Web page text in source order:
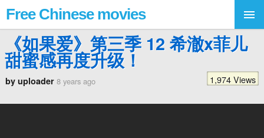
Free Chinese movies
《如果爱》第三季 12 希澈x菲儿
甜蜜感再度升级！
by uploader 8 years ago 1,974 Views